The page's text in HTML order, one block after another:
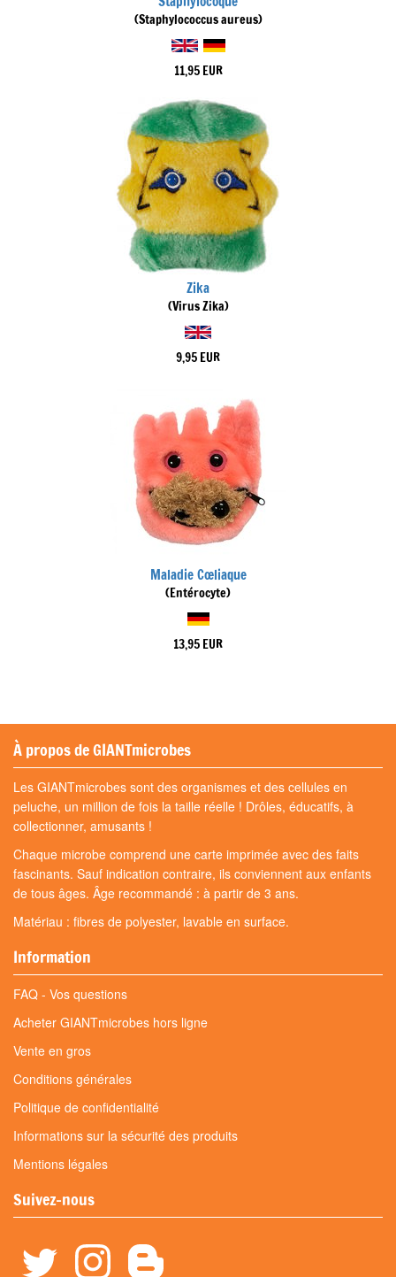
(Staphylococcus aureus)
11,95 EUR
Zika
(Virus Zika)
9,95 EUR
Maladie Cœliaque
(Entérocyte)
13,95 EUR
À propos de GIANTmicrobes
Les GIANTmicrobes sont des organismes et des cellules en
peluche, un million de fois la taille réelle ! Drôles, éducatifs, à
collectionner, amusants !
Chaque microbe comprend une carte imprimée avec des faits
fascinants. Sauf indication contraire, ils conviennent aux enfants
de tous âges. Âge recommandé : à partir de 3 ans.
Matériau : fibres de polyester, lavable en surface.
Information
FAQ - Vos questions
Acheter GIANTmicrobes hors ligne
Vente en gros
Conditions générales
Politique de confidentialité
Informations sur la sécurité des produits
Mentions légales
Suivez-nous